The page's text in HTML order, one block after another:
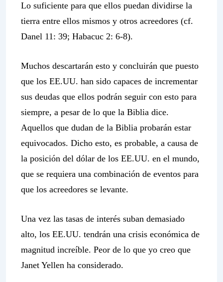
Lo suficiente para que ellos puedan dividirse la
tierra entre ellos mismos y otros acreedores (cf.
Danel 11: 39; Habacuc 2: 6-8).
Muchos descartarán esto y concluirán que puesto
que los EE.UU. han sido capaces de incrementar
sus deudas que ellos podrán seguir con esto para
siempre, a pesar de lo que la Biblia dice.
Aquellos que dudan de la Biblia probarán estar
equivocados. Dicho esto, es probable, a causa de
la posición del dólar de los EE.UU. en el mundo,
que se requiera una combinación de eventos para
que los acreedores se levante.
Una vez las tasas de interés suban demasiado
alto, los EE.UU. tendrán una crisis económica de
magnitud increíble. Peor de lo que yo creo que
Janet Yellen ha considerado.